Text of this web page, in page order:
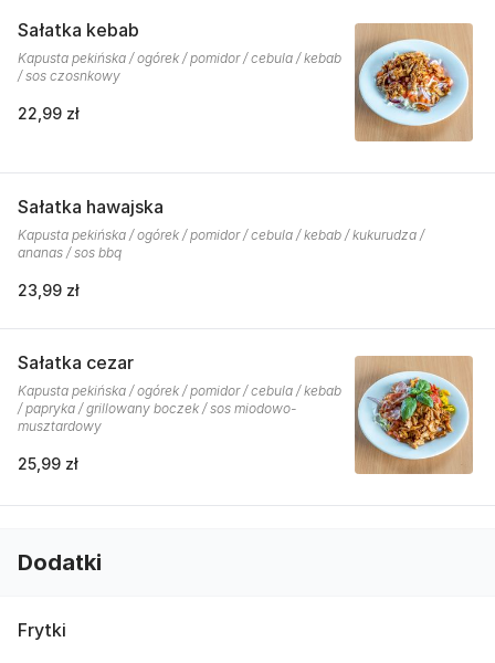
Sałatka kebab
Kapusta pekińska / ogórek / pomidor / cebula / kebab
/ sos czosnkowy
22,99 zł
Sałatka hawajska
Kapusta pekińska / ogórek / pomidor / cebula / kebab / kukurudza /
ananas / sos bbq
23,99 zł
Sałatka cezar
Kapusta pekińska / ogórek / pomidor / cebula / kebab
/ papryka / grillowany boczek / sos miodowo-
musztardowy
25,99 zł
Dodatki
Frytki